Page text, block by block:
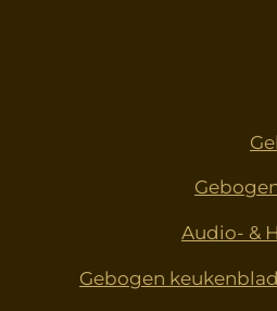
Audio- &
Gebogen